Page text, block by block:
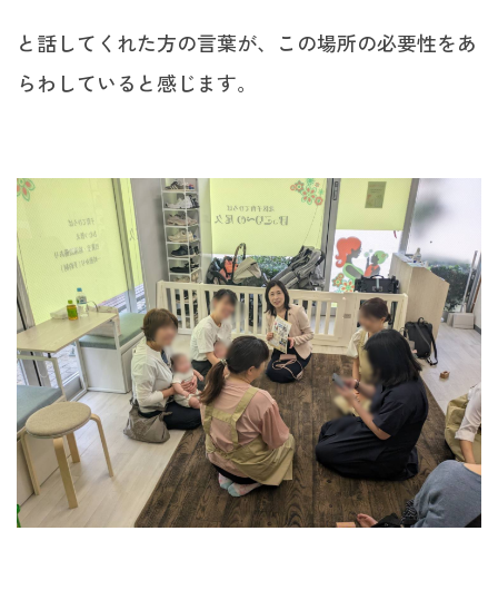
と話してくれた方の言葉が、この場所の必要性をあ
らわしていると感じます。